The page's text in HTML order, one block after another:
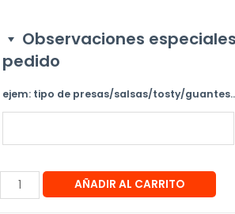
Observaciones
pedido
ejem: tipo de presas/salsas/tosty/
AÑADIR AL CARRITO